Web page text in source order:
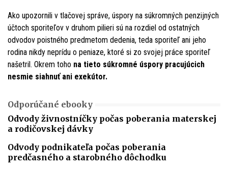
Ako upozornili v tlačovej správe, úspory na súkromných penzijných
účtoch sporiteľov v druhom pilieri sú na rozdiel od ostatných
odvodov poistného predmetom dedenia, teda sporiteľ ani jeho
rodina nikdy neprídu o peniaze, ktoré si zo svojej práce sporiteľ
našetril. Okrem toho na tieto súkromné úspory pracujúcich
nesmie siahnuť ani exekútor.
Odporúčané ebooky
Odvody živnostníčky počas poberania materskej
a rodičovskej dávky
Odvody podnikateľa počas poberania
predčasného a starobného dôchodku